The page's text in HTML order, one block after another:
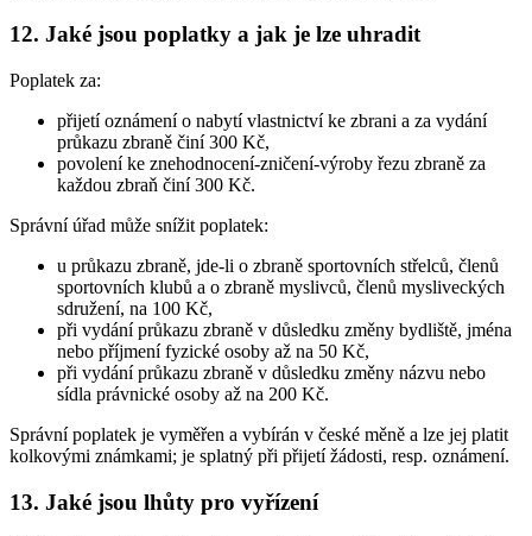
12. Jaké jsou poplatky a jak je lze uhradit
Poplatek za:
přijetí oznámení o nabytí vlastnictví ke zbrani a za vydání
průkazu zbraně činí 300 Kč,
povolení ke znehodnocení-zničení-výroby řezu zbraně za
každou zbraň činí 300 Kč.
Správní úřad může snížit poplatek:
u průkazu zbraně, jde-li o zbraně sportovních střelců, členů
sportovních klubů a o zbraně myslivců, členů mysliveckých
sdružení, na 100 Kč,
při vydání průkazu zbraně v důsledku změny bydliště, jména
nebo příjmení fyzické osoby až na 50 Kč,
při vydání průkazu zbraně v důsledku změny názvu nebo
sídla právnické osoby až na 200 Kč.
Správní poplatek je vyměřen a vybírán v české měně a lze jej platit
kolkovými známkami; je splatný při přijetí žádosti, resp. oznámení.
13. Jaké jsou lhůty pro vyřízení